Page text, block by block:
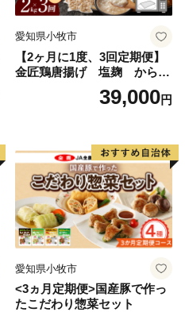
愛知県小牧市
【2ヶ月に1度、3回定期便】
金匠鶏唐揚げ 塩麹 からあ
39,000円
愛知県小牧市
<3ヵ月定期便>国産豚で作っ
たこだわり惣菜セット